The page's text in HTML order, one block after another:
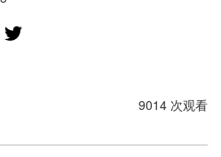
9014 次观看